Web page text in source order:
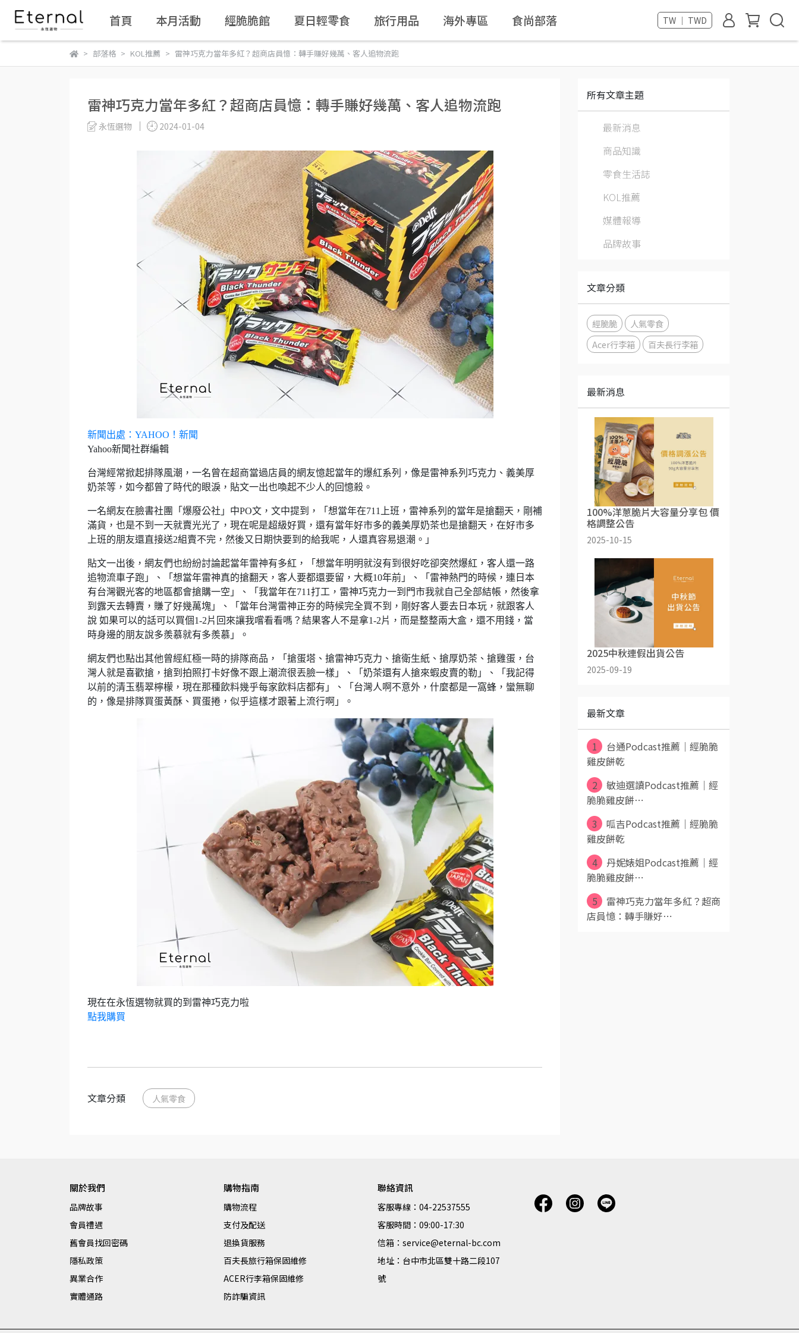
首頁 本月活動 經脆脆館 夏日輕零食 旅行用品 海外專區 食尚部落 TW ｜ TWD
部落格 KOL推薦 雷神巧克力當年多紅？超商店員憶：轉手賺好幾萬、客人追物流跑
雷神巧克力當年多紅？超商店員憶：轉手賺好幾萬、客人追物流跑
永恆選物 2024-01-04
新聞出處：YAHOO！新聞
Yahoo新聞社群編輯
台灣經常掀起排隊風潮，一名曾在超商當過店員的網友憶起當年的爆紅系列，像是雷神系列巧克力、義美厚
奶茶等，如今都曾了時代的眼淚，貼文一出也喚起不少人的回憶殺。
一名網友在臉書社團「爆廢公社」中PO文，文中提到，「想當年在711上班，雷神系列的當年是搶翻天，剛補
滿貨，也是不到一天就賣光光了，現在呢是超級好買，還有當年好市多的義美厚奶茶也是搶翻天，在好市多
上班的朋友還直接送2組賣不完，然後又日期快要到的給我呢，人還真容易退潮。」
貼文一出後，網友們也紛紛討論起當年雷神有多紅，「想當年明明就沒有到很好吃卻突然爆紅，客人還一路
追物流車子跑」、「想當年雷神真的搶翻天，客人要都還要留，大概10年前」、「雷神熱門的時候，連日本
有台灣觀光客的地區都會搶購一空」、「我當年在711打工，雷神巧克力一到門市我就自己全部結帳，然後拿
到露天去轉賣，賺了好幾萬塊」、「當年台灣雷神正夯的時候完全買不到，剛好客人要去日本玩，就跟客人
說 如果可以的話可以買個1-2片回來讓我嚐看看嗎？結果客人不是拿1-2片，而是整整兩大盒，還不用錢，當
時身邊的朋友說多羨慕就有多羨慕」。
網友們也點出其他曾經紅極一時的排隊商品，「搶蛋塔、搶雷神巧克力、搶衛生紙、搶厚奶茶、搶雞蛋，台
灣人就是喜歡搶，搶到拍照打卡好像不跟上潮流很丟臉一樣」、「奶茶還有人搶來蝦皮賣的勒」、「我記得
以前的清玉翡翠檸檬，現在那種飲料幾乎每家飲料店都有」、「台灣人啊不意外，什麼都是一窩蜂，蠻無聊
的，像是排隊買蛋黃酥、買蛋捲，似乎這樣才跟著上流行啊」。
現在在永恆選物就買的到雷神巧克力啦
點我購買
文章分類 人氣零食
所有文章主題
最新消息
商品知識
零食生活誌
KOL推薦
媒體報導
品牌故事
文章分類
經脆脆
人氣零食
Acer行李箱
百夫長行李箱
最新消息
100%洋蔥脆片大容量分享包 價
格調整公告
2025-10-15
2025中秋連假出貨公告
2025-09-19
最新文章
1
台通Podcast推薦｜經脆脆
雞皮餅乾
2
敏迪選讀Podcast推薦｜經
脆脆雞皮餅⋯
3
呱吉Podcast推薦｜經脆脆
雞皮餅乾
4
丹妮婊姐Podcast推薦｜經
脆脆雞皮餅⋯
5
雷神巧克力當年多紅？超商
店員憶：轉手賺好⋯
關於我們
品牌故事
會員禮遇
舊會員找回密碼
隱私政策
異業合作
實體通路
購物指南
購物流程
支付及配送
退換貨服務
百夫長旅行箱保固維修
ACER行李箱保固維修
防詐騙資訊
聯絡資訊
客服專線：04-22537555
客服時間：09:00-17:30
信箱：service@eternal-bc.com
地址：台中市北區雙十路二段107
號